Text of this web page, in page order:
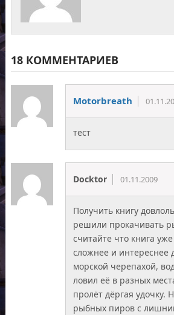
18 КОММЕНТАРИЕВ
Motorbreath
тест
Docktor 01.11.2009
Получить книгу
решили прокачивать
считайте что книга
сложнее и интереснее
морской черепахой,
ловил её в разных
пролёт дёргая удочку.
рыбных пиров с